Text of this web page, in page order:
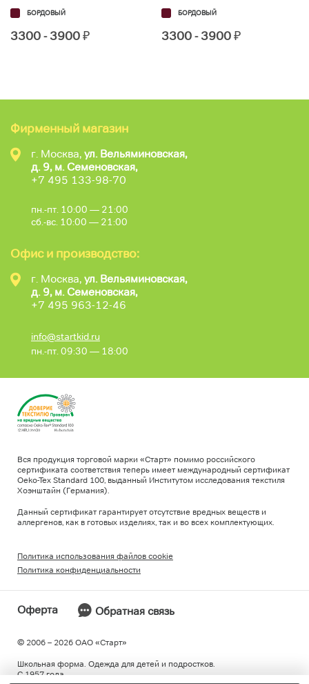
БОРДОВЫЙ
3300 - 3900₽
БОРДОВЫЙ
3300 - 3900₽
Фирменный магазин
г. Москва, ул. Вельяминовская,
д. 9, м. Семеновская,
+7 495 133-98-70
пн.-пт. 10:00 — 21:00
сб.-вс. 10:00 — 21:00
Офис и производство:
г. Москва, ул. Вельяминовская,
д. 9, м. Семеновская,
+7 495 963-12-46
info@startkid.ru
пн.-пт. 09:30 — 18:00
© 2006 – 2026 ОAO «Старт»
Школьная форма. Одежда для детей и подростков.
С 1957 года.
Оферта Обратная связь
Вся продукция торговой марки «Старт» помимо российского
сертификата соответствия теперь имеет международный сертификат
Oeko-Tex Standard 100, выданный Институтом исследования текстиля
Хоэнштайн (Германия).
Данный сертификат гарантирует отсутствие вредных веществ и
аллергенов, как в готовых изделиях, так и во всех комплектующих.
Политика использования файлов cookie
Политика конфиденциальности